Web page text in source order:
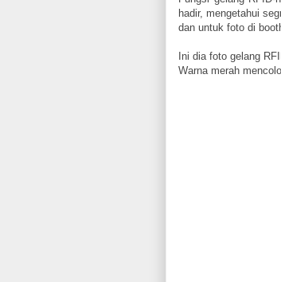
hadir, mengetahui
dan untuk foto di
Ini dia foto gelang
Warna merah